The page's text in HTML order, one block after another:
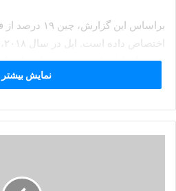
براساس این
درصد از بازار تلفن هوشمند را در
رقم ۷ درصد است. البته باید به این
قاعده هوآوی است که سهم بازار و
حالی که همتایان این غول چینی مثل
کاهش رشد اپل در چین همزمان با جنگ
نمایش